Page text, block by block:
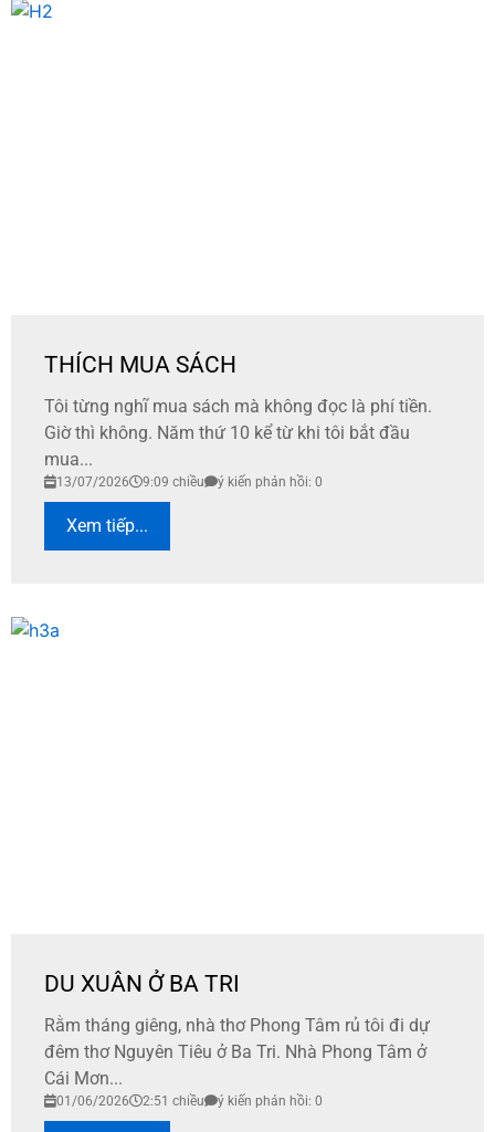
THÍCH MUA SÁCH
Tôi từng nghĩ mua sách mà không đọc là phí tiền.
Giờ thì không. Năm thứ 10 kể từ khi tôi bắt đầu
mua...
13/07/2026 9:09 chiều ý kiến phản hồi: 0
Xem tiếp...
DU XUÂN Ở BA TRI
Rằm tháng giêng, nhà thơ Phong Tâm rủ tôi đi dự
đêm thơ Nguyên Tiêu ở Ba Tri. Nhà Phong Tâm ở
Cái Mơn...
01/06/2026 2:51 chiều ý kiến phản hồi: 0